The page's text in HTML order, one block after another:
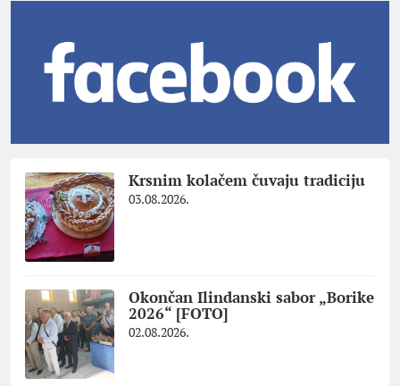
Krsnim kolačem čuvaju tradiciju
03.08.2026.
Okončan Ilindanski sabor „Borike
2026“ [FOTO]
02.08.2026.